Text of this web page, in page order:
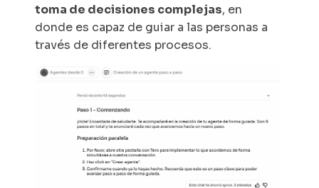
toma de decisiones complejas, en
donde es capaz de guiar a las personas a
través de diferentes procesos.